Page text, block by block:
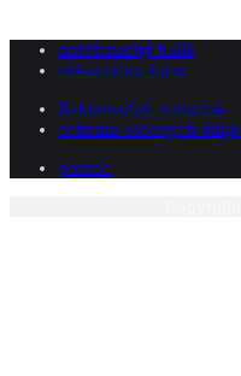
doinštalačný balík
zákaznícka karta
Reklamačný poriadok
ochrana osobných
pomoc